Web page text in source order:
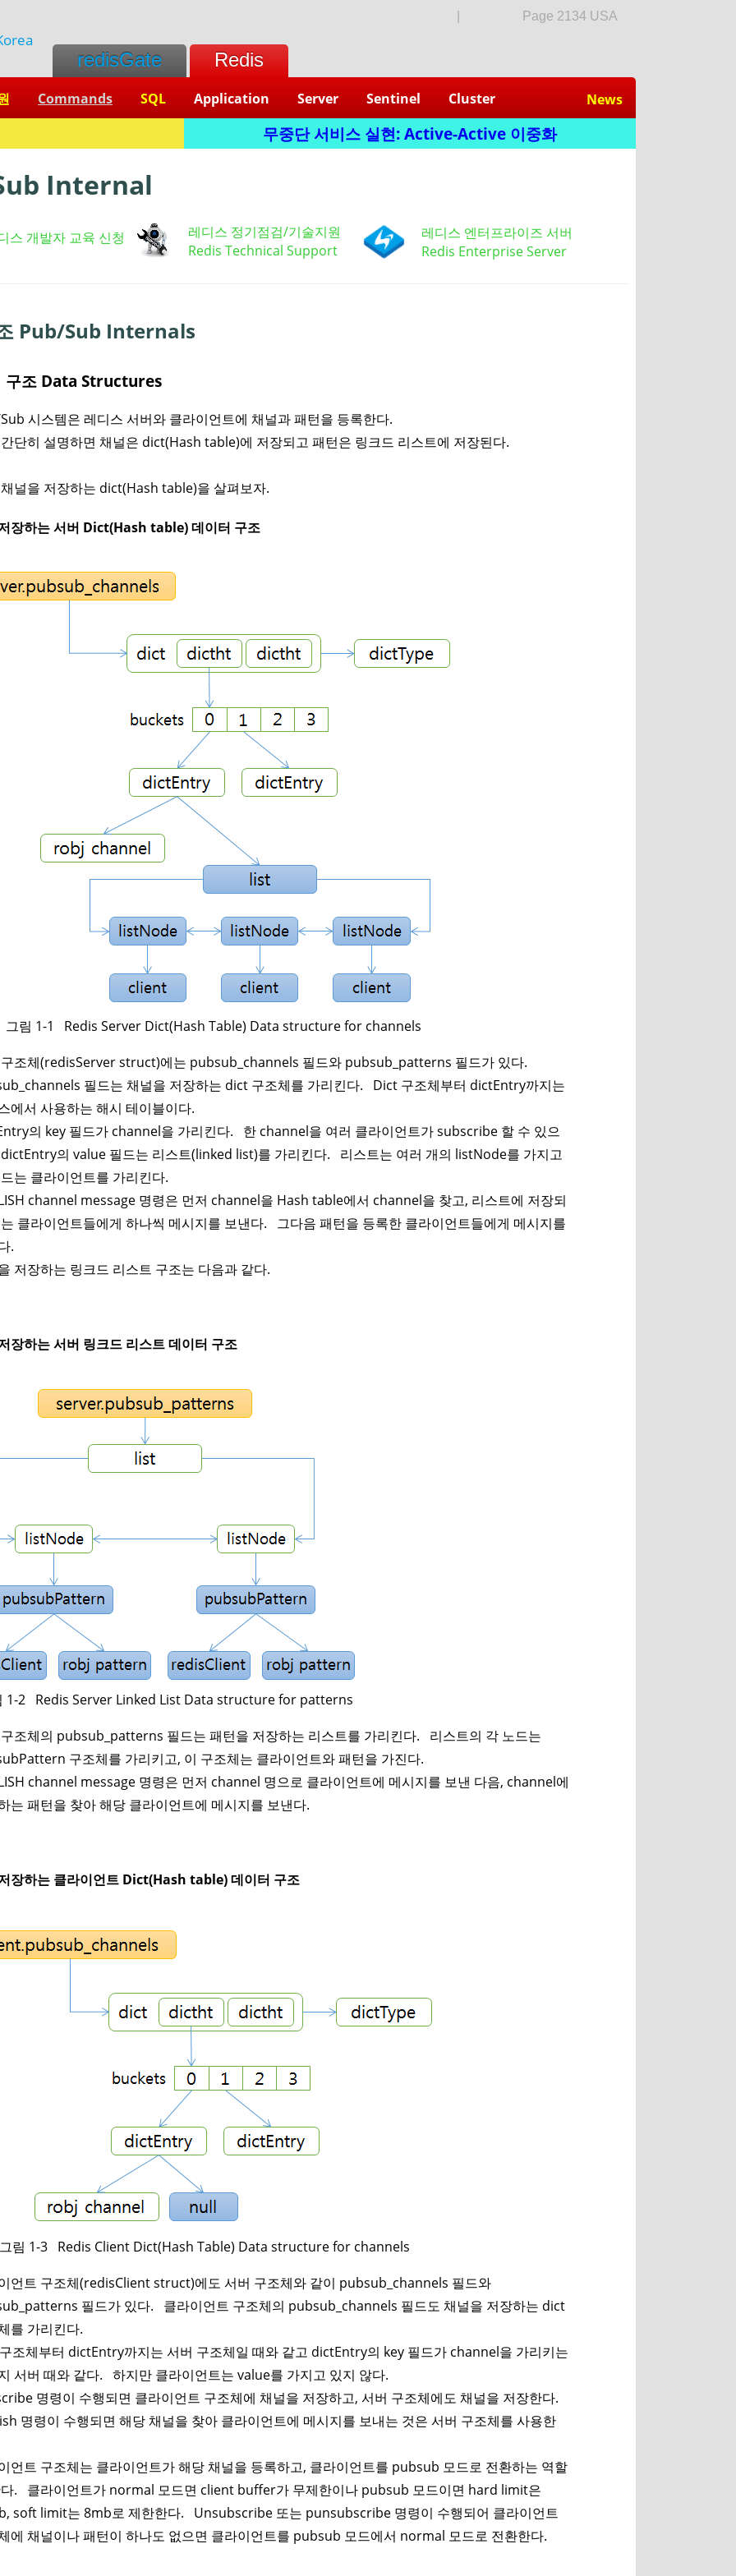
Page 2134 USA
redisGate Redis
Commands SQL Application Server Sentinel Cluster News
무중단 서비스 실현: Active-Active 이중화
Internal
스 개발자 교육 신청
레디스 정기점검/기술지원
Redis Technical Support
레디스 엔터프라이즈 서버
Redis Enterprise Server
Pub/Sub Internals
구조 Data Structures
시스템은 레디스 서버와 클라이언트에 채널과 패턴을 등록한다.
단히 설명하면 채널은 dict(Hash table)에 저장되고 패턴은 링크드 리스트에 저장된다.
널을 저장하는 dict(Hash table)을 살펴보자.
장하는 서버 Dict(Hash table) 데이터 구조
림 1-1 Redis Server Dict(Hash Table) Data structure for channels
조체(redisServer struct)에는 pubsub_channels 필드와 pubsub_patterns 필드가 있다.
필드는 채널을 저장하는 dict 구조체를 가리킨다. Dict 구조체부터 dictEntry까지는
에서 사용하는 해시 테이블이다.
의 key 필드가 channel을 가리킨다. 한 channel을 여러 클라이언트가 subscribe 할 수 있으
의 value 필드는 리스트(linked list)를 가리킨다. 리스트는 여러 개의 listNode를 가지고
는 클라이언트를 가리킨다.
channel message 명령은 먼저 channel을 Hash table에서 channel을 찾고, 리스트에 저장되
클라이언트들에게 하나씩 메시지를 보낸다. 그다음 패턴을 등록한 클라이언트들에게 메시지를
.
저장하는 링크드 리스트 구조는 다음과 같다.
장하는 서버 링크드 리스트 데이터 구조
2 Redis Server Linked List Data structure for patterns
조체의 pubsub_patterns 필드는 패턴을 저장하는 리스트를 가리킨다. 리스트의 각 노드는
구조체를 가리키고, 이 구조체는 클라이언트와 패턴을 가진다.
channel message 명령은 먼저 channel 명으로 클라이언트에 메시지를 보낸 다음, channel에
는 패턴을 찾아 해당 클라이언트에 메시지를 보낸다.
장하는 클라이언트 Dict(Hash table) 데이터 구조
1-3 Redis Client Dict(Hash Table) Data structure for channels
언트 구조체(redisClient struct)에도 서버 구조체와 같이 pubsub_channels 필드와
필드가 있다. 클라이언트 구조체의 pubsub_channels 필드도 채널을 저장하는 dict
를 가리킨다.
조체부터 dictEntry까지는 서버 구조체일 때와 같고 dictEntry의 key 필드가 channel을 가리키는
서버 때와 같다. 하지만 클라이언트는 value를 가지고 있지 않다.
명령이 수행되면 클라이언트 구조체에 채널을 저장하고, 서버 구조체에도 채널을 저장한다.
명령이 수행되면 해당 채널을 찾아 클라이언트에 메시지를 보내는 것은 서버 구조체를 사용한
언트 구조체는 클라이언트가 해당 채널을 등록하고, 클라이언트를 pubsub 모드로 전환하는 역할
. 클라이언트가 normal 모드면 client buffer가 무제한이나 pubsub 모드이면 hard limit은
soft limit는 8mb로 제한한다. Unsubscribe 또는 punsubscribe 명령이 수행되어 클라이언트
에 채널이나 패턴이 하나도 없으면 클라이언트를 pubsub 모드에서 normal 모드로 전환한다.